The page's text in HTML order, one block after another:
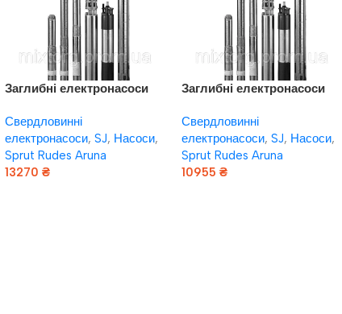
Заглибні електронасоси
(220V)
Свердловинні
електронасоси, SJ, Насоси,
Sprut Rudes Aruna
13270 ₴
Заглибні електронасоси
(220V)
Свердловинні
електронасоси, SJ, Насоси,
Sprut Rudes Aruna
10955 ₴